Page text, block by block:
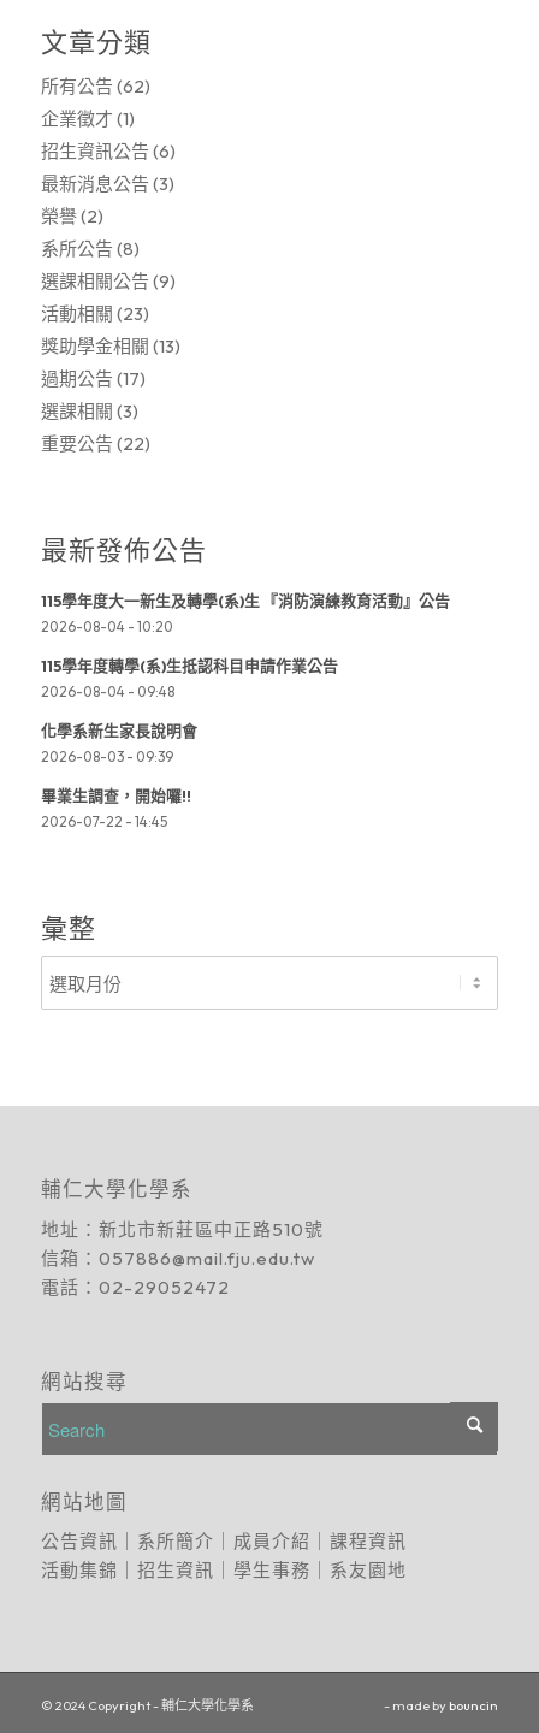
文章分類
所有公告 (62)
企業徵才 (1)
招生資訊公告 (6)
最新消息公告 (3)
榮譽(2)
系所公告 (8)
選課相關公告 (9)
活動相關 (23)
獎助學金相關 (13)
過期公告 (17)
選課相關 (3)
重要公告 (22)
最新發佈公告
115學年度大一新生及轉學(系)生 『消防演練教育活動』公告
2026-08-04 - 10:20
115學年度轉學(系)生抵認科目申請作業公告
2026-08-04 - 09:48
化學系新生家長說明會
2026-08-03 - 09:39
畢業生調查，開始囉!!
2026-07-22 - 14:45
彙整
輔仁大學化學系
地址： 新北市新莊區中正路510號
信箱： 057886@mail.fju.edu.tw
電話： 02-29052472
網站搜尋
網站地圖
公告資訊 系所簡介 成員介紹
課程資訊
活動集錦
招生資訊 學生事務 系友園地
© 2024 Copyright - 輔仁大學化學系 - made bybouncin